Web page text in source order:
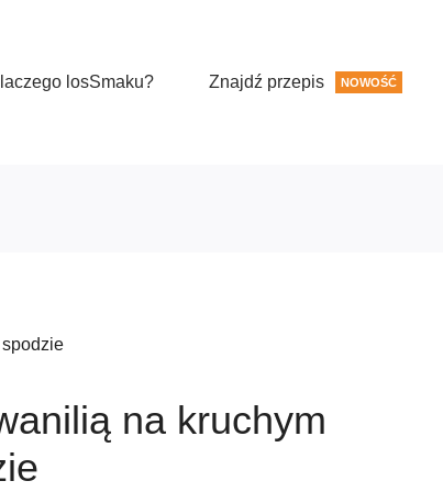
losSmaku? Znajdź przepis NOWOŚĆ
na kruchym